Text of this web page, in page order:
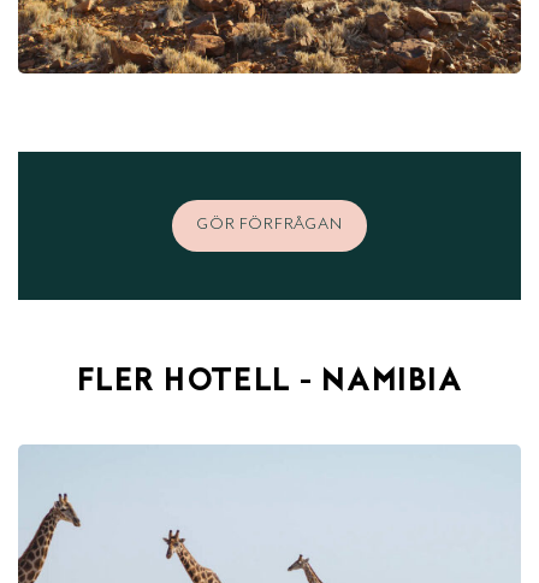
GÖR FÖRFRÅGAN
FLER HOTELL - NAMIBIA